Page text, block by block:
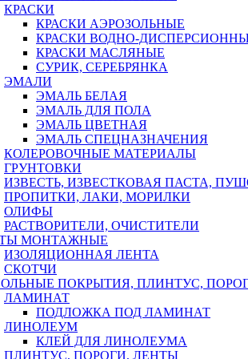
КРАСКИ
КРАСКИ АЭРОЗОЛЬНЫЕ
КРАСКИ ВОДНО-
КРАСКИ МАСЛЯНЫЕ
СУРИК, СЕРЕБРЯНКА
ЭМАЛИ
ЭМАЛЬ БЕЛАЯ
ЭМАЛЬ ДЛЯ ПОЛА
ЭМАЛЬ ЦВЕТНАЯ
ЭМАЛЬ СПЕЦНАЗНАЧЕНИЯ
КОЛЕРОВОЧНЫЕ МАТЕРИАЛЫ
ГРУНТОВКИ
ИЗВЕСТЬ, ИЗВЕСТКОВАЯ ПАСТА,
ПРОПИТКИ, ЛАКИ, МОРИЛКИ
ОЛИФЫ
РАСТВОРИТЕЛИ, ОЧИСТИТЕЛИ
МОНТАЖНЫЕ
ИЗОЛЯЦИОННАЯ ЛЕНТА
СКОТЧИ
ПОКРЫТИЯ, ПЛИНТУС,
ЛАМИНАТ
ПОДЛОЖКА ПОД ЛАМИНАТ
ЛИНОЛЕУМ
КЛЕЙ ДЛЯ ЛИНОЛЕУМА
ПЛИНТУС, ПОРОГИ, ЛЕНТЫ